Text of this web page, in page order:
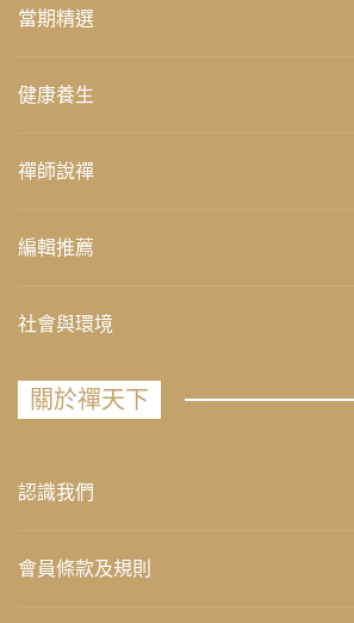
當期精選
健康養生
禪師說禪
編輯推薦
社會與環境
關於禪天下
認識我們
會員條款及規則